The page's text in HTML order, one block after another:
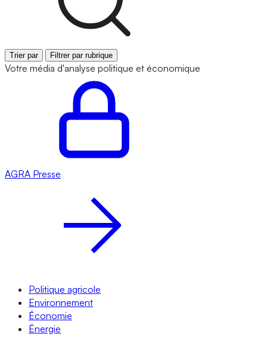
Trier par Filtrer par rubrique
Votre média d'analyse politique et économique
AGRA Presse
Politique agricole
Environnement
Économie
Énergie